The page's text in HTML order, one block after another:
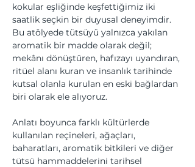
kokular eşliğinde keşfettiğimiz iki
saatlik seçkin bir duyusal deneyimdir.
Bu atölyede tütsüyü yalnızca yakılan
aromatik bir madde olarak değil;
mekânı dönüştüren, hafızayı uyandıran,
ritüel alanı kuran ve insanlık tarihinde
kutsal olanla kurulan en eski bağlardan
biri olarak ele alıyoruz.
Anlatı boyunca farklı kültürlerde
kullanılan reçineleri, ağaçları,
baharatları, aromatik bitkileri ve diğer
tütsü hammaddelerini tarihsel